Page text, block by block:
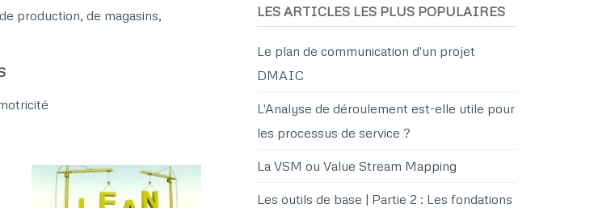
production, de magasins,
LES ARTICLES LES PLUS POPULAIRES
Le plan de communication d'un projet
DMAIC
L'Analyse de déroulement est-elle utile pour
les processus de service ?
La VSM ou Value Stream Mapping
Les outils de base | Partie 2 : Les fondations